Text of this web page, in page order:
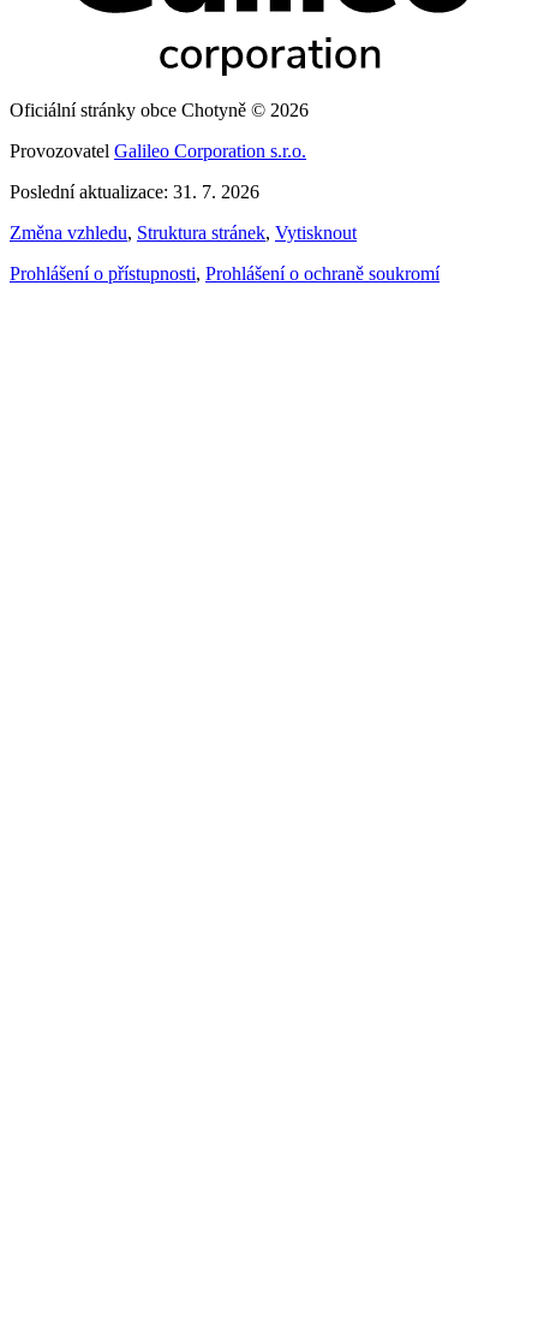
Oficiální stránky obce Chotyně © 2026
Provozovatel Galileo Corporation s.r.o.
Poslední aktualizace: 31. 7. 2026
Změna vzhledu, Struktura stránek, Vytisknout
Prohlášení o přístupnosti, Prohlášení o ochraně soukromí